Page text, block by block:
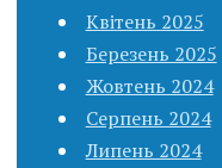
Квітень 2025
Березень 2025
Жовтень 2024
Серпень 2024
Липень 2024